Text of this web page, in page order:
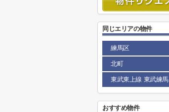
同じエリアの物件
練馬区
北町
東武東上線 東武練馬
おすすめ物件